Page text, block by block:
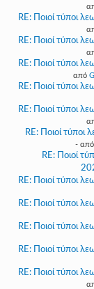
RE: Ποιοί τύποι
RE: Ποιοί τύποι
RE: Ποιοί τύποι
από
RE: Ποιοί τύποι
RE: Ποιοί τύποι
RE: Ποιοί
- από
RE: Ποιοί
RE: Ποιοί τύποι
RE: Ποιοί τύποι
RE: Ποιοί τύποι
RE: Ποιοί τύποι
RE: Ποιοί τύποι